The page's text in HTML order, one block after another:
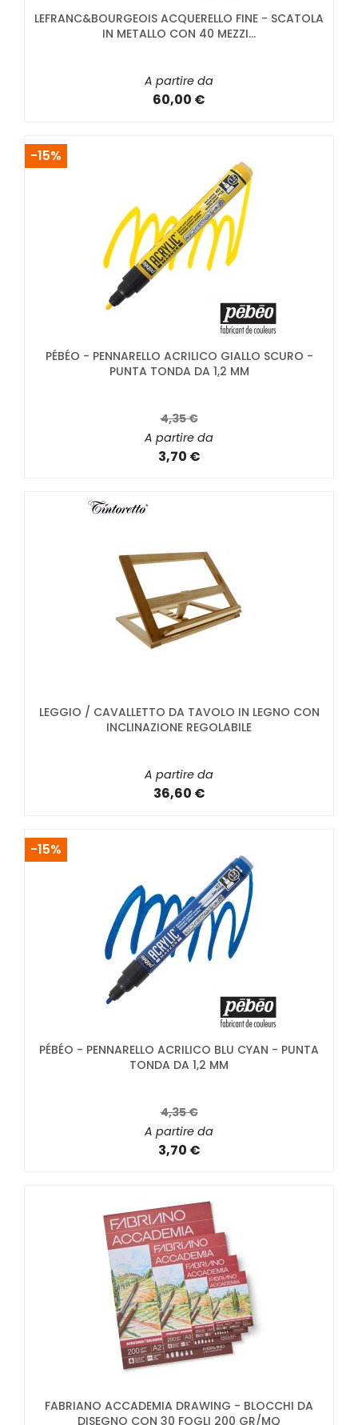
LEFRANC&BOURGEOIS ACQUERELLO FINE - SCATOLA
IN METALLO CON 40 MEZZI...
A partire da
60,00 €
PÉBÉO - PENNARELLO ACRILICO GIALLO SCURO -
PUNTA TONDA DA 1,2 MM
4,35 €
A partire da
3,70 €
-15%
LEGGIO / CAVALLETTO DA TAVOLO IN LEGNO CON
INCLINAZIONE REGOLABILE
A partire da
36,60 €
PÉBÉO - PENNARELLO ACRILICO BLU CYAN - PUNTA
TONDA DA 1,2 MM
4,35 €
A partire da
3,70 €
-15%
FABRIANO ACCADEMIA DRAWING - BLOCCHI DA
DISEGNO CON 30 FOGLI 200 GR/MQ